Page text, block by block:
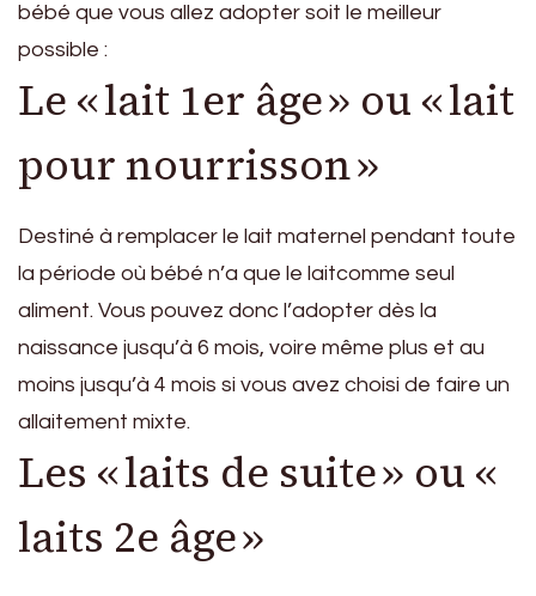
bébé que vous allez adopter soit le meilleur
possible :
Le « lait 1er âge » ou « lait
pour nourrisson »
Destiné à remplacer le lait maternel pendant toute
la période où bébé n’a que le laitcomme seul
aliment. Vous pouvez donc l’adopter dès la
naissance jusqu’à 6 mois, voire même plus et au
moins jusqu’à 4 mois si vous avez choisi de faire un
allaitement mixte.
Les « laits de suite » ou «
laits 2e âge »